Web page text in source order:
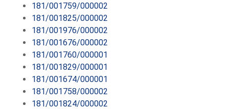
181/001759/000002
181/001825/000002
181/001976/000002
181/001676/000002
181/001760/000001
181/001829/000001
181/001674/000001
181/001758/000002
181/001824/000002